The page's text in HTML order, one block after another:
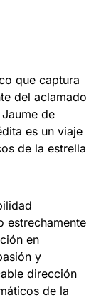
que captura
del aclamado
de
es un viaje
de la estrella
estrechamente
en
y
dirección
de la